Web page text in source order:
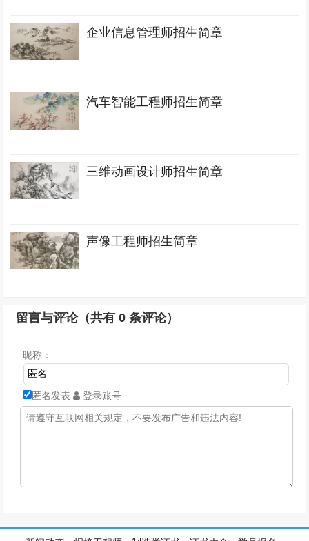
企业信息管理师招生简章
汽车智能工程师招生简章
三维动画设计师招生简章
声像工程师招生简章
留言与评论（共有0 条评论）
昵称：
匿名发表 登录账号